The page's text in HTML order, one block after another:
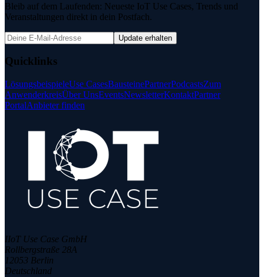
Bleib auf dem Laufenden: Neueste IoT Use Cases, Trends und
Veranstaltungen direkt in dein Postfach.
Update erhalten
Quicklinks
LösungsbeispieleUse CasesBausteinePartnerPodcastsZum
AnwenderkreisÜber UnsEventsNewsletterKontaktPartner
PortalAnbieter finden
IIoT Use Case GmbH
Rollbergstraße 28A
12053 Berlin
Deutschland